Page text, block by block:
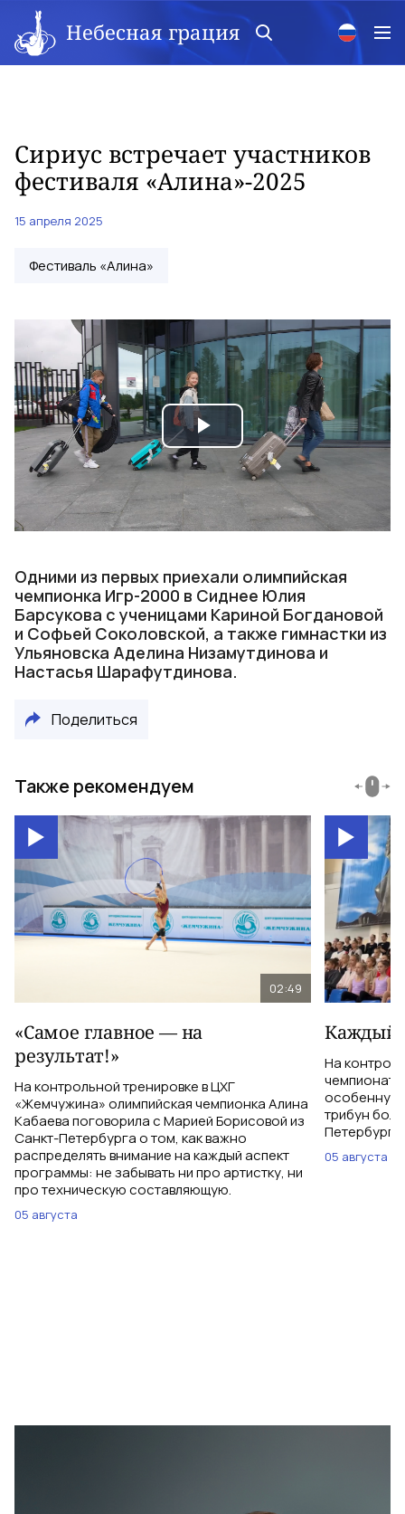
Небесная грация
Сириус встречает участников
фестиваля «Алина»-2025
15 апреля 2025
Фестиваль «Алина»
Play
Video
Одними из первых приехали олимпийская
чемпионка Игр-2000 в Сиднее Юлия
Барсукова с ученицами Кариной Богдановой
и Софьей Соколовской, а также гимнастки из
Ульяновска Аделина Низамутдинова и
Настасья Шарафутдинова.
Поделиться
Также рекомендуем
02:49
«Самое главное — на
результат!»
На контрольной тренировке в ЦХГ
«Жемчужина» олимпийская чемпионка Алина
Кабаева поговорила с Марией Борисовой из
Санкт-Петербурга о том, как важно
распределять внимание на каждый аспект
программы: не забывать ни про артистку, ни
про техническую составляющую.
05 августа
Каждый
На
особенную
трибун
05 августа